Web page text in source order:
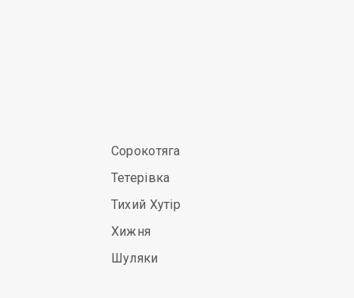
Сорокотяга
Тетерівка
Тихий Хутір
Хижня
Шуляки